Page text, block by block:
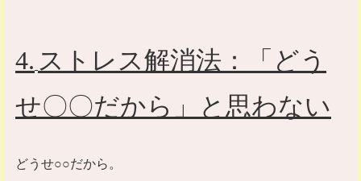
4. ストレス解消法：「どう
せ〇〇だから」と思わない
どうせ○○だから。